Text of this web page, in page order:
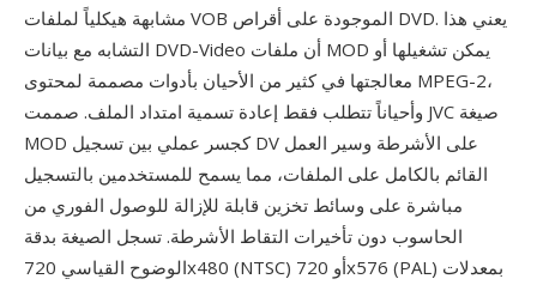
مشابهة هيكلياً لملفات VOB الموجودة على أقراص DVD. يعني هذا
التشابه مع بيانات DVD-Video أن ملفات MOD يمكن تشغيلها أو
معالجتها في كثير من الأحيان بأدوات مصممة لمحتوى MPEG-2،
وأحياناً تتطلب فقط إعادة تسمية امتداد الملف. صممت JVC صيغة
MOD كجسر عملي بين تسجيل DV على الأشرطة وسير العمل
القائم بالكامل على الملفات، مما يسمح للمستخدمين بالتسجيل
مباشرة على وسائط تخزين قابلة للإزالة للوصول الفوري من
الحاسوب دون تأخيرات التقاط الأشرطة. تسجل الصيغة بدقة
الوضوح القياسي 720x480 (NTSC) أو 720x576 (PAL) بمعدلات